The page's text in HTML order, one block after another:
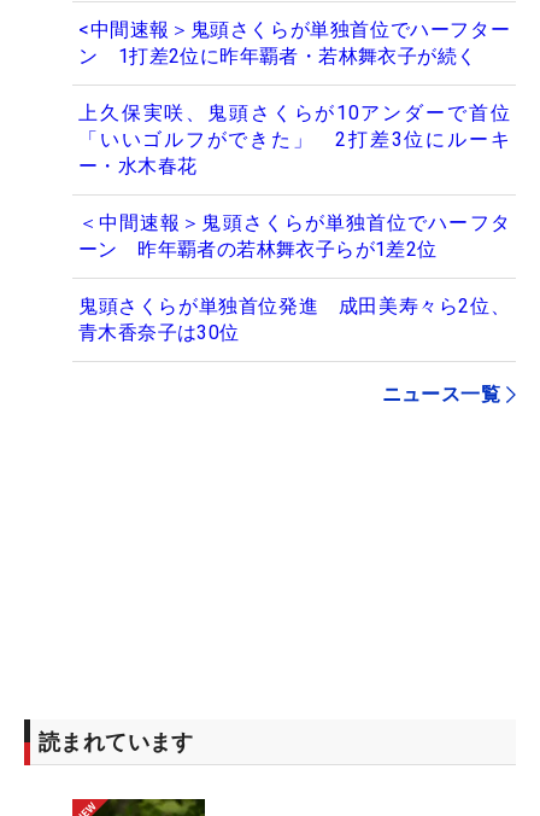
<中間速報＞鬼頭さくらが単独首位でハーフター
ン 1打差2位に昨年覇者・若林舞衣子が続く
上久保実咲、鬼頭さくらが10アンダーで首位
「いいゴルフができた」 2打差3位にルーキ
ー・水木春花
＜中間速報＞鬼頭さくらが単独首位でハーフタ
ーン 昨年覇者の若林舞衣子らが1差2位
鬼頭さくらが単独首位発進 成田美寿々ら2位、
青木香奈子は30位
ニュース一覧
読まれています